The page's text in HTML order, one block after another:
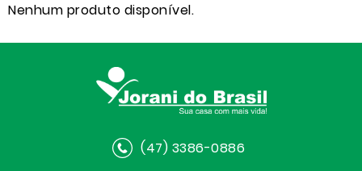
Nenhum produto disponível.
(47) 3386-0886